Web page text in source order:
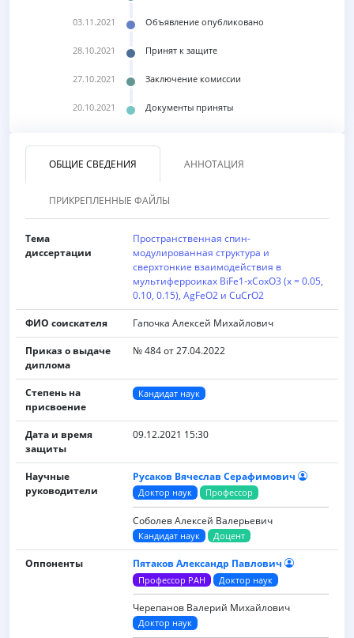
03.11.2021 Объявление опубликовано
28.10.2021 Принят к защите
27.10.2021 Заключение комиссии
20.10.2021 Документы приняты
ОБЩИЕ СВЕДЕНИЯ АННОТАЦИЯ
ПРИКРЕПЛЕННЫЕ ФАЙЛЫ
Тема
диссертации
Пространственная спин-
модулированная структура и
сверхтонкие взаимодействия в
мультиферроиках BiFe1-xCoxO3 (x = 0.05,
0.10, 0.15), AgFeO2 и CuCrO2
ФИО соискателя Гапочка Алексей Михайлович
Приказ о выдаче
диплома
№ 484 от 27.04.2022
Степень на
присвоение
Кандидат наук
Дата и время
защиты
09.12.2021 15:30
Научные
руководители
Русаков Вячеслав Серафимович
Доктор наук Профессор
Соболев Алексей Валерьевич
Кандидат наук Доцент
Оппоненты Пятаков Александр Павлович
Профессор РАН Доктор наук
Черепанов Валерий Михайлович
Доктор наук